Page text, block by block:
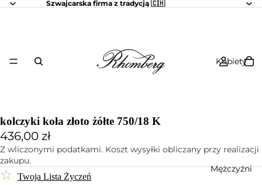
Szwajcarska firma z tradycją 🇨🇭
Kobiety
Mężczyźni
kolczyki koła złoto żółte 750/18 K
436,00 zł
Z wliczonymi podatkami. Koszt wysyłki obliczany przy realizacji
zakupu.
☆ Twoja Lista Życzeń